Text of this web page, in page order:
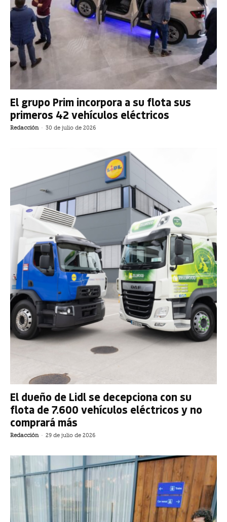
El grupo Prim incorpora a su flota sus
primeros 42 vehículos eléctricos
Redacción - 30 de julio de 2026
El dueño de Lidl se decepciona con su
flota de 7.600 vehículos eléctricos y no
comprará más
Redacción - 29 de julio de 2026